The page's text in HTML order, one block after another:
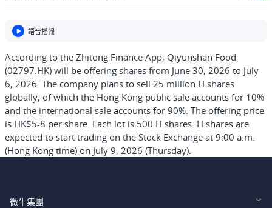
語音播報
According to the Zhitong Finance App, Qiyunshan Food
(02797.HK) will be offering shares from June 30, 2026 to July
6, 2026. The company plans to sell 25 million H shares
globally, of which the Hong Kong public sale accounts for 10%
and the international sale accounts for 90%. The offering price
is HK$5-8 per share. Each lot is 500 H shares. H shares are
expected to start trading on the Stock Exchange at 9:00 a.m.
(Hong Kong time) on July 9, 2026 (Thursday).
微牛集團